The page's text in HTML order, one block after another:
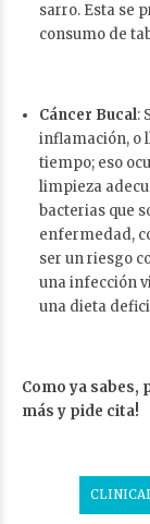
sarro. Esta se
consumo de
Cáncer Bucal:
inflamación, o
tiempo; eso
limpieza
bacterias que
enfermedad,
ser un riesgo
una infección
una dieta
Como ya sabes,
más y pide cita!